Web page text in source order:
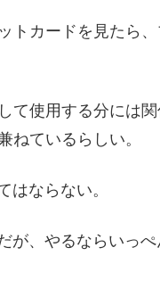
トカードを見たら
て使用する分には
ねているらしい。
はならない。
が、やるならいっ